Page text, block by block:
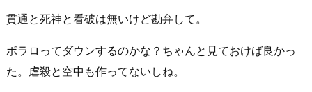
貫通と死神と看破は無いけど勘弁して。
ボラロってダウンするのかな？ちゃんと見ておけば良かっ
た。虐殺と空中も作ってないしね。